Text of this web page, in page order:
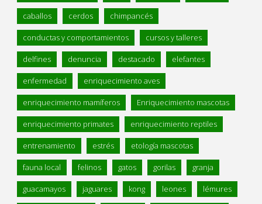
caballos cerdos chimpancés
conductas y comportamientos cursos y talleres
delfines denuncia destacado elefantes
enfermedad enriquecimiento aves
enriquecimiento mamíferos Enriquecimiento mascotas
enriquecimiento primates enriquecimiento reptiles
entrenamiento estrés etología mascotas
fauna local felinos gatos gorilas granja
guacamayos jaguares kong leones lémures